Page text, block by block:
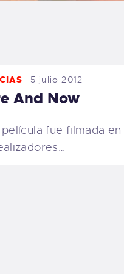
CARRITO
5 julio 2012
And Now
película fue filmada